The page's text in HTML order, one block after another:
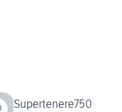
Supertenere750